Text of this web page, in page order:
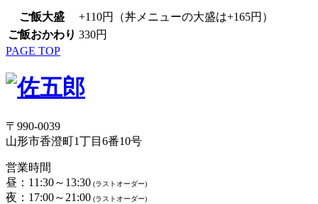
ご飯大盛
+110円（丼メニューの大盛は+165円）
ご飯おかわり 330円
PAGE TOP
〒990-0039
山形市香澄町1丁目6番10号
営業時間
昼：11:30～13:30 (ラストオーダー)
夜：17:00～21:00 (ラストオーダー)